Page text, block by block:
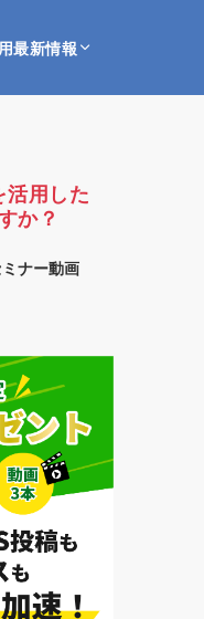
最新情報
用した
か？
ナー動画